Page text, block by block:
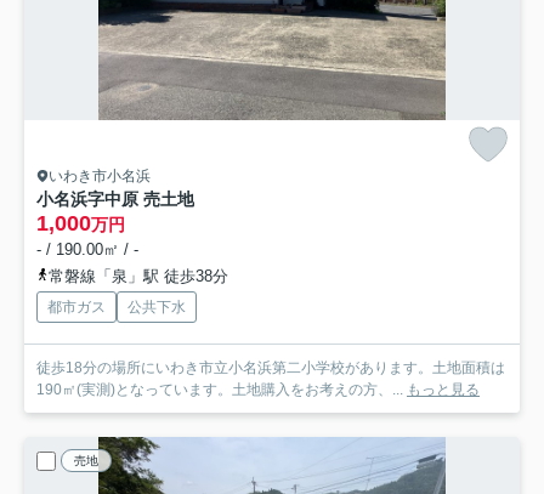
いわき市小名浜
小名浜字中原 売土地
1,000万円
- / 190.00㎡ / -
常磐線「泉」駅 徒歩38分
都市ガス 公共下水
徒歩18分の場所にいわき市立小名浜第二小学校があります。土地面積は
190㎡(実測)となっています。土地購入をお考えの方、...
もっと見る
売地